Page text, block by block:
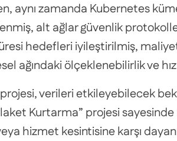
aynı zamanda Kubernetes
alt ağlar güvenlik
hedefleri iyileştirilmiş,
ağındaki ölçeklenebilirlik ve
verileri etkileyebilecek
Kurtarma” projesi
hizmet kesintisine karşı